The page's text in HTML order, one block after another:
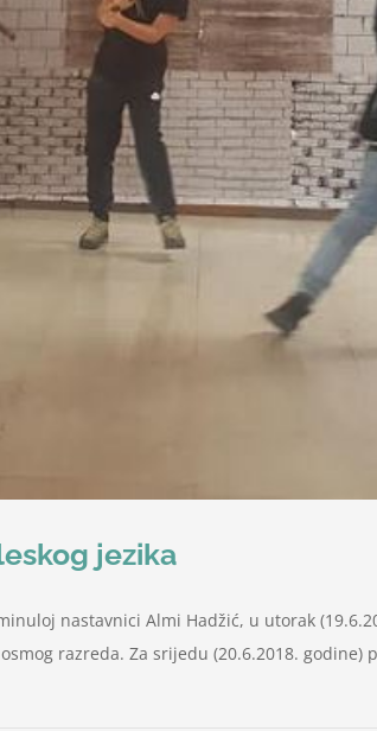
jezika
nastavnici Almi Hadžić, u utorak
razreda. Za srijedu (20.6.2018.